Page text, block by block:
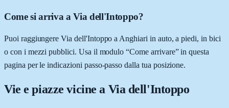
Come si arriva a Via dell'Intoppo?
Puoi raggiungere Via dell'Intoppo a Anghiari in auto, a piedi, in bici
o con i mezzi pubblici. Usa il modulo “Come arrivare” in questa
pagina per le indicazioni passo-passo dalla tua posizione.
Vie e piazze vicine a Via dell'Intoppo